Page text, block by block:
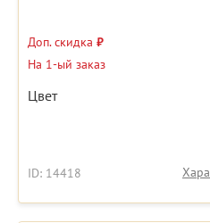
Доп. скидка ₽
На 1-ый заказ
Цвет
ID: 14418